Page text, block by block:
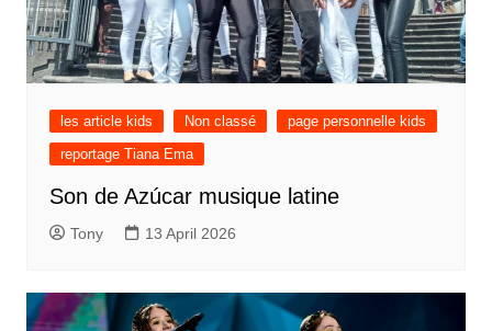
les article kids Non classé
page personnelle kids
reportage Tiana Ema
Son de Azúcar musique latine
Tony 13 April 2026